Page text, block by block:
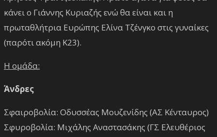
κάνει ο Γιάννης Κυριαζής ενώ θα είναι και η
πρωταθλήτρια Ευρώπης Ελίνα Τζένγκο στις γυναίκες
(παρότι ακόμη Κ23).
Η ομάδα:
Άνδρες
Σφαιροβολία: Οδυσσέας Μουζενίδης (ΑΣ Κένταυρος)
Σφυροβολία: Μιχάλης Αναστασάκης (ΓΣ Ελευθέριος